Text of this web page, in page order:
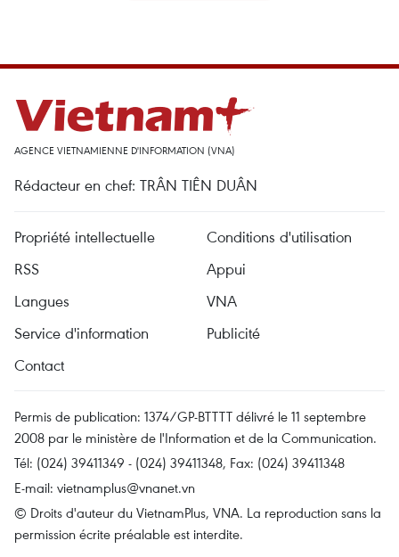
AGENCE VIETNAMIENNE D'INFORMATION (VNA)
Rédacteur en chef: TRÂN TIÊN DUÂN
Propriété intellectuelle
Conditions d'utilisation
RSS
Appui
Langues
VNA
Service d'information
Publicité
Contact
Permis de publication: 1374/GP-BTTTT délivré le 11 septembre
2008 par le ministère de l'Information et de la Communication.
Tél: (024) 39411349 - (024) 39411348, Fax: (024) 39411348
E-mail: vietnamplus@vnanet.vn
© Droits d'auteur du VietnamPlus, VNA. La reproduction sans la
permission écrite préalable est interdite.